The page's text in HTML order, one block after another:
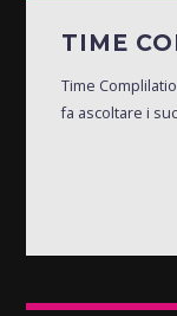
TIME
Time
fa ascoltare i